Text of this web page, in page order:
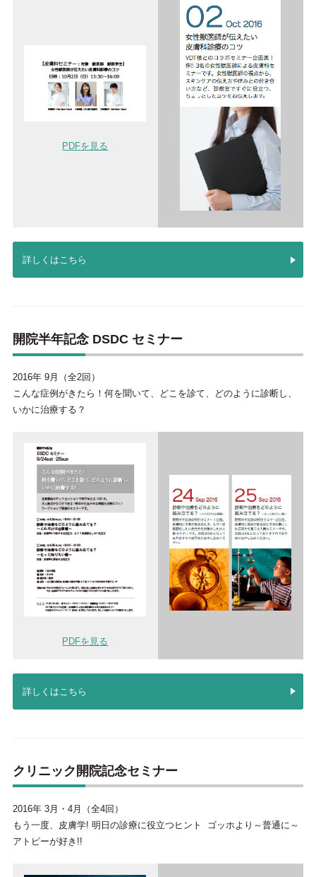
PDFを見る
詳しくはこちら
開院半年記念 DSDC セミナー
2016年 9月（全2回）
こんな症例がきたら！何を聞いて、どこを診て、どのように診断し、
いかに治療する？
PDFを見る
詳しくはこちら
クリニック開院記念セミナー
2016年 3月・4月（全4回）
もう一度、皮膚学! 明日の診療に役立つヒント ゴッホより～普通に～
アトピーが好き!!